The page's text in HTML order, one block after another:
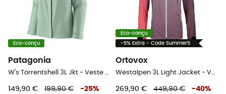
Eco-conçu
Patagonia
W's Torrentshell 3L Jkt - Veste hardshell femme
149,90 € 199,90 € -25%
Eco-conçu
-5% Extra - Code Summer5
Ortovox
Westalpen 3L Light Jacket - Veste hardshell femme
269,90 € 449,90 € -40%